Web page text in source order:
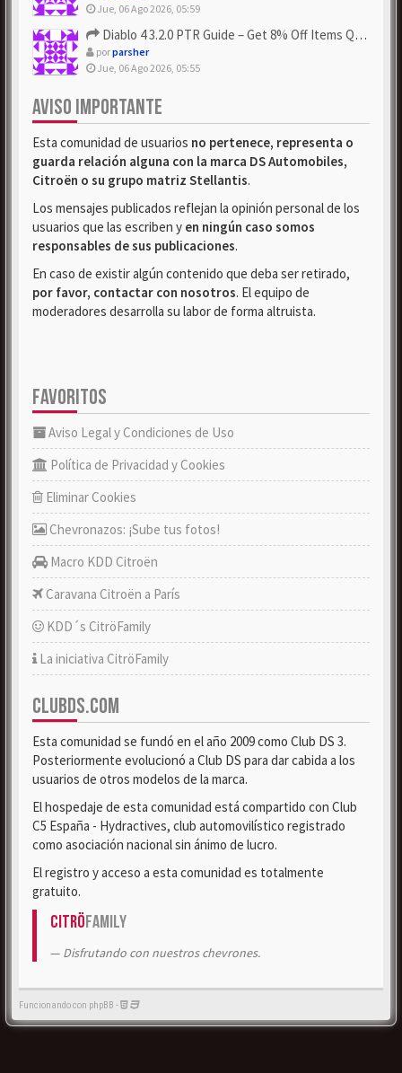
Jue, 06 Ago 2026, 05:59
Diablo 4 3.2.0 PTR Guide – Get 8% Off Items Quickly to Test ...
porparsher
Jue, 06 Ago 2026, 05:55
AVISO IMPORTANTE
Esta comunidad de usuarios no pertenece, representa o
guarda relación alguna con la marca DS Automobiles,
Citroën o su grupo matriz Stellantis.
Los mensajes publicados reflejan la opinión personal de los
usuarios que las escriben y en ningún caso somos
responsables de sus publicaciones.
En caso de existir algún contenido que deba ser retirado,
por favor, contactar con nosotros. El equipo de
moderadores desarrolla su labor de forma altruista.
FAVORITOS
Aviso Legal y Condiciones de Uso
Política de Privacidad y Cookies
Eliminar Cookies
Chevronazos: ¡Sube tus fotos!
Macro KDD Citroën
Caravana Citroën a París
KDD´s CitröFamily
La iniciativa CitröFamily
CLUBDS.COM
Esta comunidad se fundó en el año 2009 como Club DS 3.
Posteriormente evolucionó a Club DS para dar cabida a los
usuarios de otros modelos de la marca.
El hospedaje de esta comunidad está compartido con Club
C5 España - Hydractives, club automovilístico registrado
como asociación nacional sin ánimo de lucro.
El registro y acceso a esta comunidad es totalmente
gratuito.
CitröFamily
Disfrutando con nuestros chevrones.
Funcionando con phpBB -